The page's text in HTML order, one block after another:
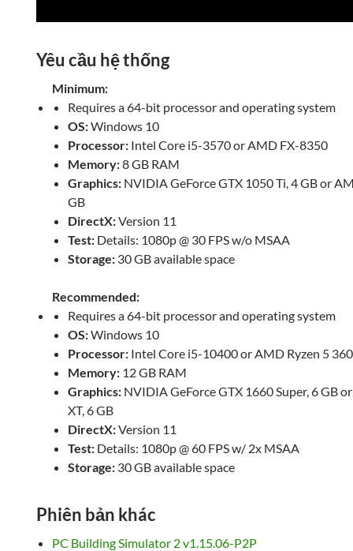
Yêu cầu hệ thống
Minimum:
Requires a 64-bit processor and operating system
OS:Windows 10
Processor: Intel Core i5-3570 or AMD FX-8350
Memory:8 GB RAM
Graphics: NVIDIA GeForce GTX 1050 Ti, 4 GB or
GB
DirectX:Version 11
Test: Details: 1080p @ 30 FPS w/o MSAA
Storage: 30 GB available space
Recommended:
Requires a 64-bit processor and operating system
OS:Windows 10
Processor: Intel Core i5-10400 or AMD Ryzen 5
Memory: 12 GB RAM
Graphics: NVIDIA GeForce GTX 1660 Super, 6 GB
XT, 6 GB
DirectX:Version 11
Test: Details: 1080p @ 60 FPS w/ 2x MSAA
Storage: 30 GB available space
Phiên bản khác
PC Building Simulator 2 v1.15.06-P2P